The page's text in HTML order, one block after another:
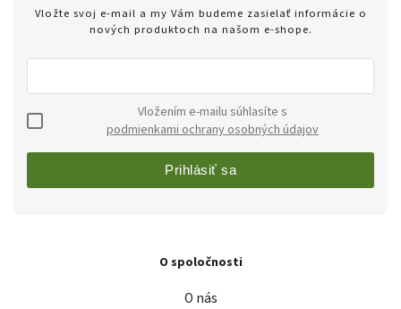
Vložte svoj e-mail a my Vám budeme zasielať informácie o
nových produktoch na našom e-shope.
podmienkami ochrany osobných údajov
Prihlásiť sa
O spoločnosti
O nás